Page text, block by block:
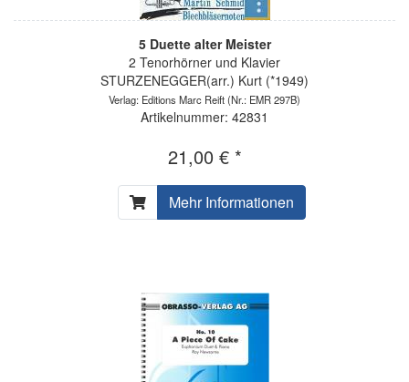
5 Duette alter Meister
2 Tenorhörner und Klavier
STURZENEGGER(arr.) Kurt (*1949)
Verlag: Editions Marc Reift(Nr.: EMR 297B)
Artikelnummer: 42831
21,00 € *
Mehr Informationen